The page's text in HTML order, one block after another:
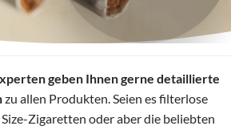
geben Ihnen gerne detaillierte
zu allen Produkten. Seien es filterlose
Zigaretten oder aber die beliebten